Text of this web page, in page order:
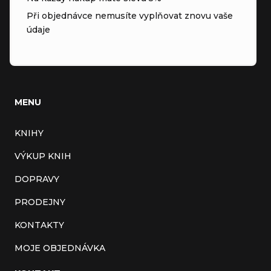
Při objednávce nemusíte vyplňovat znovu vaše
údaje
MENU
KNIHY
VÝKUP KNIH
DOPRAVY
PRODEJNY
KONTAKTY
MOJE OBJEDNÁVKA